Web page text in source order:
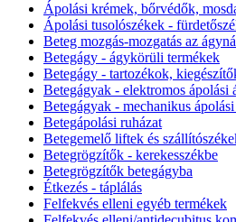
Ápolási krémek, bőrvédők,
Ápolási tusolószékek -
Beteg mozgás-mozgatás az
Betegágy - ágykörüli termékek
Betegágy - tartozékok,
Betegágyak - elektromos ápolási
Betegágyak - mechanikus
Betegápolási ruházat
Betegemelő liftek és
Betegrögzítők - kerekesszékbe
Betegrögzítők betegágyba
Étkezés - táplálás
Felfekvés elleni egyéb termékek